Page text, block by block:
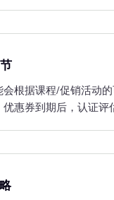
会根据课程/促销活动
惠券到期后，认证评